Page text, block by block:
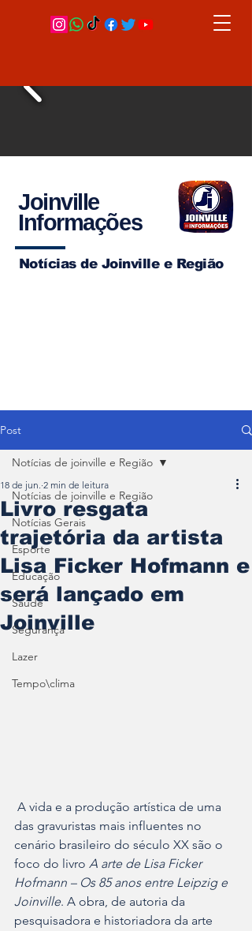
Joinville
Informações
Notícias de Joinville e Região
Post
Notícias de joinville e Região
Notícias Gerais
Esporte
Educação
Saúde
Segurança
Lazer
Tempo\clima
Notícias de joinville e Região
Livro resgata
trajetória da artista
Lisa Ficker Hofmann e
será lançado em
Joinville
18 de jun. 2 min de leitura
das gravuristas mais influentes no
cenário brasileiro do século XX são o
foco do livro A arte de Lisa Ficker
Hofmann – Os 85 anos entre Leipzig e
Joinville. A obra, de autoria da
pesquisadora e historiadora da arte